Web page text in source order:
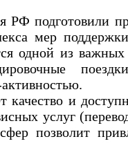
подготовили
мер
одной из
качество и
услуг
позволит